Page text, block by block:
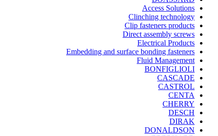
Access Solutions
Clinching technology
Clip fasteners products
Direct assembly screws
Electrical Products
Embedding and surface bonding fasteners
Fluid Management
BONFIGLIOLI
CASCADE
CASTROL
CENTA
CHERRY
DESCH
DIRAK
DONALDSON